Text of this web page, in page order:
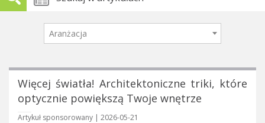
Aranżacja
Więcej światła! Architektoniczne triki, które
optycznie powiększą Twoje wnętrze
Artykuł sponsorowany | 2026-05-21